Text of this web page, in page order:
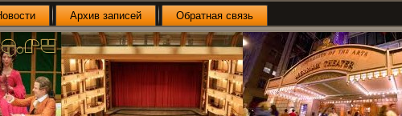
Архив записей Обратная связь